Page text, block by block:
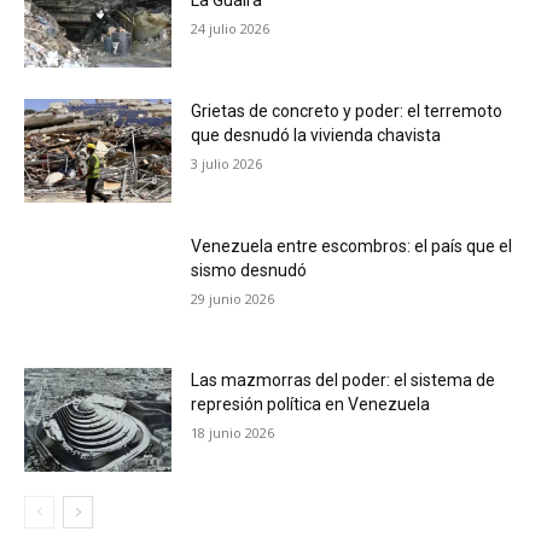
24 julio 2026
Grietas de concreto y poder: el terremoto
que desnudó la vivienda chavista
3 julio 2026
Venezuela entre escombros: el país que el
sismo desnudó
29 junio 2026
Las mazmorras del poder: el sistema de
represión política en Venezuela
18 junio 2026